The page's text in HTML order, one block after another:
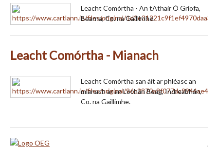
Leacht Comórtha - An tAthair Ó Gríofa,
Bearna, Co. na Gaillimhe.
Leacht Comórtha - Mianach
Leacht Comórtha san áit ar phléasc an
mianach ar an Lochán Beag, Indreabhán,
Co. na Gaillimhe.